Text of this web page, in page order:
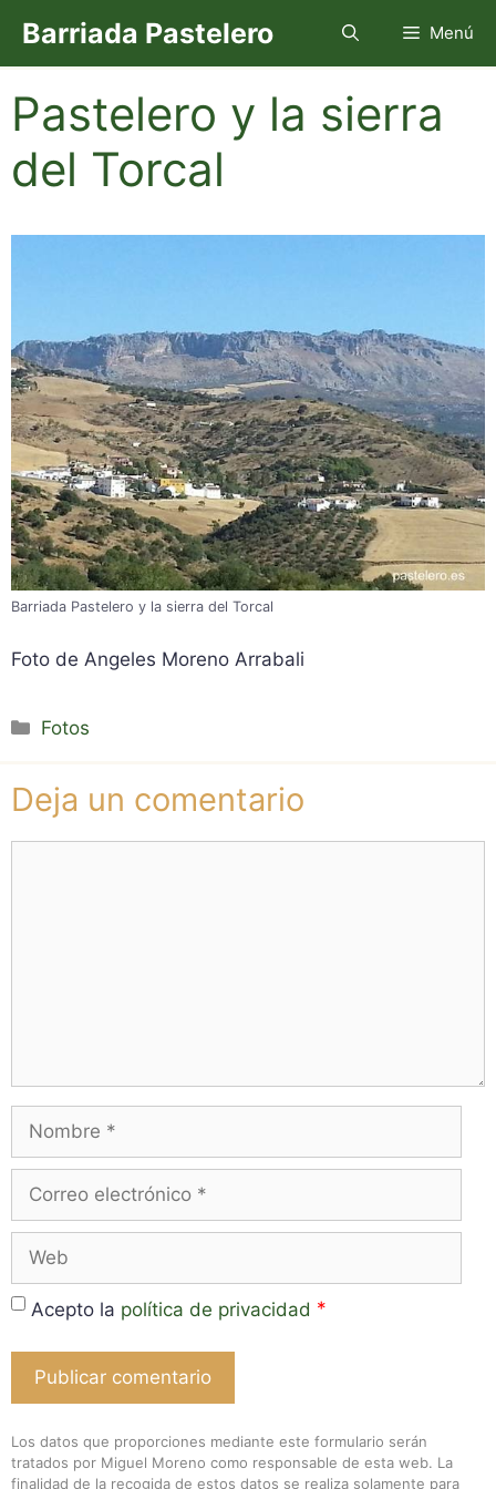
contenido
Barriada Pastelero Menú
Pastelero y la sierra
del Torcal
Barriada Pastelero y la sierra del Torcal
Foto de Angeles Moreno Arrabali
Categorías
Fotos
Deja un comentario
electrónico
Acepto la política de privacidad *
Los datos que proporciones mediante este formulario serán
tratados por Miguel Moreno como responsable de esta web. La
finalidad de la recogida de estos datos se realiza solamente para